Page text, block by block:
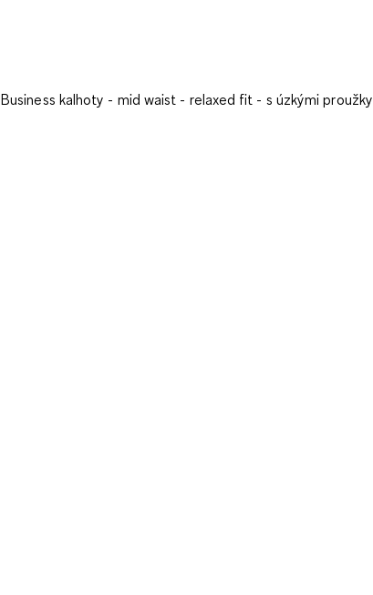
Business kalhoty - mid waist - relaxed fit - s úzkými proužky